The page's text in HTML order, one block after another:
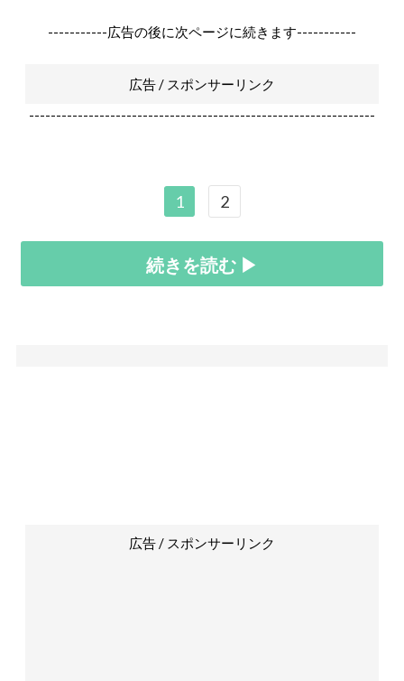
-----------広告の後に次ページに続きます-----------
広告 / スポンサーリンク
----------------------------------------------------------------
1 2
続きを読む ▶
広告 / スポンサーリンク